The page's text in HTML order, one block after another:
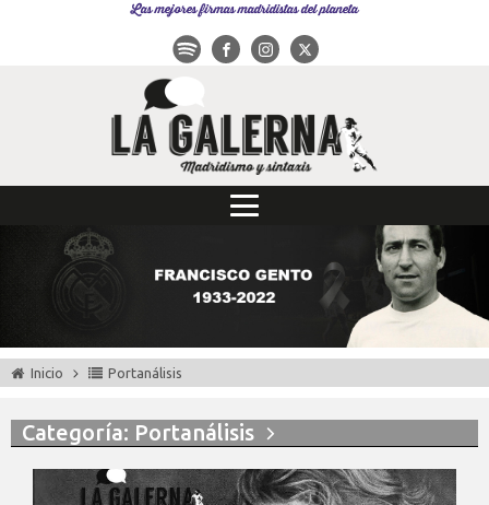
Las mejores firmas madridistas del planeta
Inicio Portanálisis
Categoría: Portanálisis